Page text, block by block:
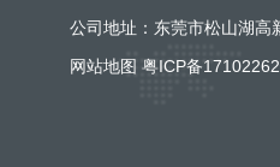
公司地址：东莞市松山湖高
网站地图 粤ICP备